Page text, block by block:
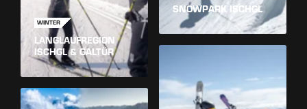
WINTER
LANGLAUFREGION
ISCHGL & GALTÜR
SNOWPARK ISCHGL